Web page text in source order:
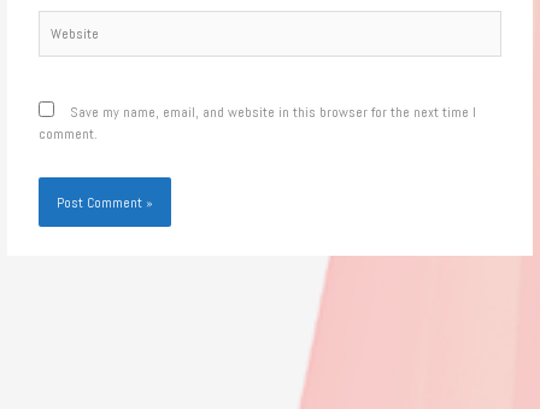
Save my name, email, and website in this browser for the next time I
comment.